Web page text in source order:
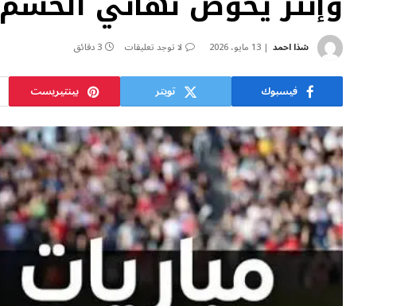
شذا احمد 13 مايو، 2026 لا توجد تعليقات 3 دقائق
فيسبوك تويتر بينتيريست